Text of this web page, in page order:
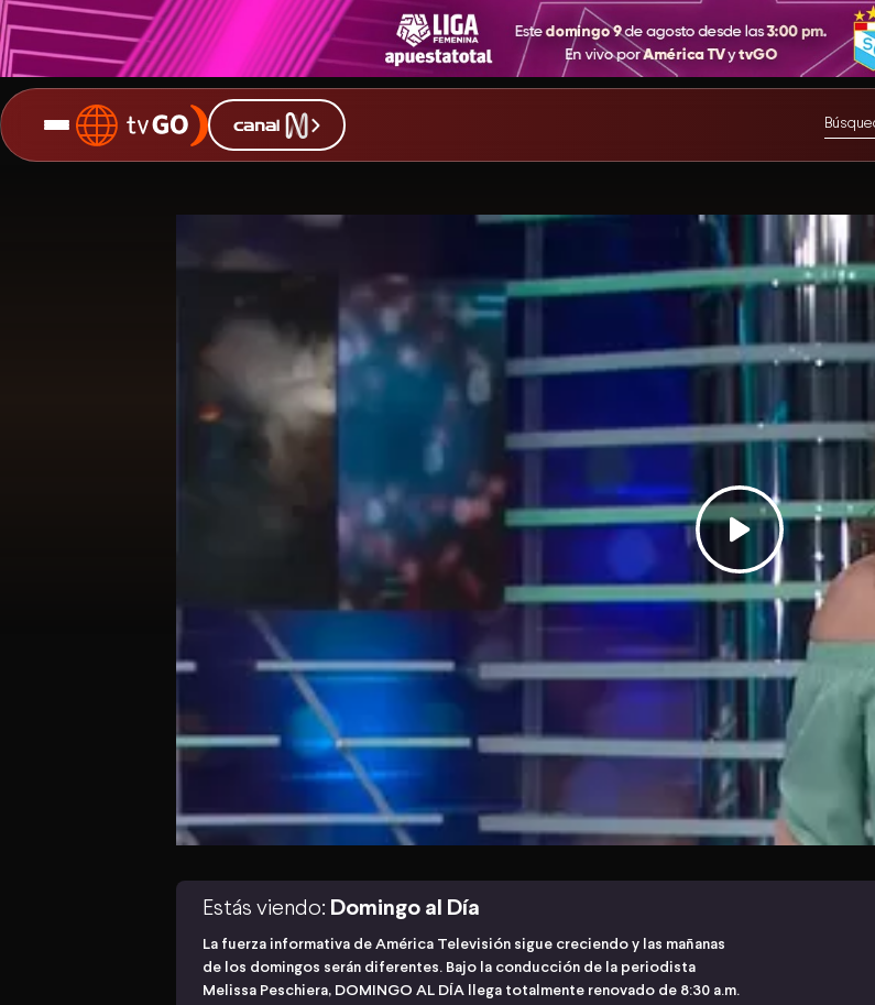
Estás viendo: Domingo al Día
La fuerza informativa de América Televisión sigue creciendo y las mañanas
de los domingos serán diferentes. Bajo la conducción de la periodista
Melissa Peschiera, DOMINGO AL DÍA llega totalmente renovado de 8:30 a.m.